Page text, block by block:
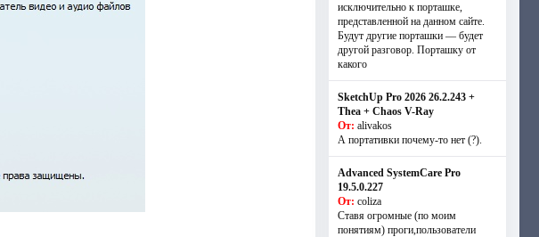
исключительно к порташке,
представленной на данном сайте.
Будут другие порташки — будет
другой разговор. Порташку от
какого
SketchUp Pro 2026 26.2.243 +
Thea + Chaos V-Ray
От: alivakos
А портативки почему-то нет (?).
Advanced SystemCare Pro
19.5.0.227
От: coliza
Ставя огромные (по моим
понятиям) проги,пользователи